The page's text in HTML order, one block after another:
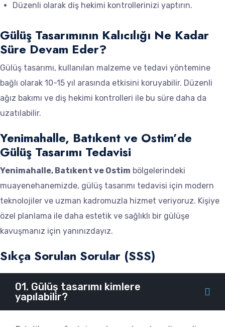
Düzenli olarak diş hekimi kontrollerinizi yaptırın.
Gülüş Tasarımının Kalıcılığı Ne Kadar
Süre Devam Eder?
Gülüş tasarımı, kullanılan malzeme ve tedavi yöntemine
bağlı olarak 10-15 yıl arasında etkisini koruyabilir. Düzenli
ağız bakımı ve diş hekimi kontrolleri ile bu süre daha da
uzatılabilir.
Yenimahalle, Batıkent ve Ostim’de
Gülüş Tasarımı Tedavisi
Yenimahalle, Batıkent ve Ostim bölgelerindeki
muayenehanemizde, gülüş tasarımı tedavisi için modern
teknolojiler ve uzman kadromuzla hizmet veriyoruz. Kişiye
özel planlama ile daha estetik ve sağlıklı bir gülüşe
kavuşmanız için yanınızdayız.
Sıkça Sorulan Sorular (SSS)
01. Gülüş tasarımı kimlere
yapılabilir?